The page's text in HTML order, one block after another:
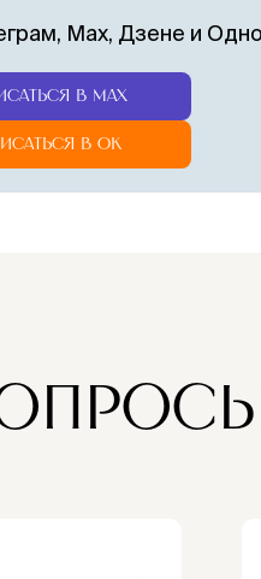
◈
Традиция
сугубого
поминовения
Max, Дзене и
В MAX
В ОК